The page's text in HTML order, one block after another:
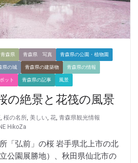
青森県 青森県 写真 青森県の公園・植物園
県の城 青森県の建築物 青森県の情報
ット 青森県の記事 風景
の絶景と花筏の風景
, 桜の名所, 美しい, 花, 青森県観光情報
HikoZa
「弘前」の桜 岩手県北上市の北
公園展勝地）、秋田県仙北市の